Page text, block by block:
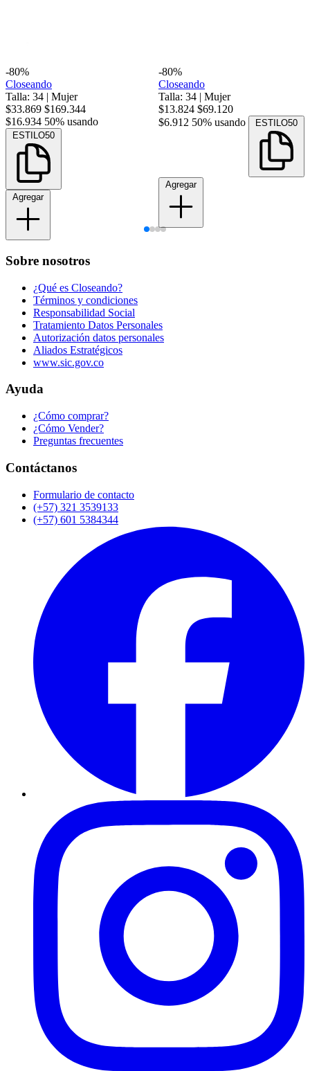
-80%
Closeando
Talla: 34 | Mujer
$33.869 $169.344
$16.934 50% usando
ESTILO50
Agregar
-80%
Closeando
Talla: 34 | Mujer
$13.824 $69.120
$6.912 50% usando ESTILO50
Agregar
Sobre nosotros
¿Qué es Closeando?
Términos y condiciones
Responsabilidad Social
Tratamiento Datos Personales
Autorización datos personales
Aliados Estratégicos
www.sic.gov.co
Ayuda
¿Cómo comprar?
¿Cómo Vender?
Preguntas frecuentes
Contáctanos
Formulario de contacto
(+57) 321 3539133
(+57) 601 5384344